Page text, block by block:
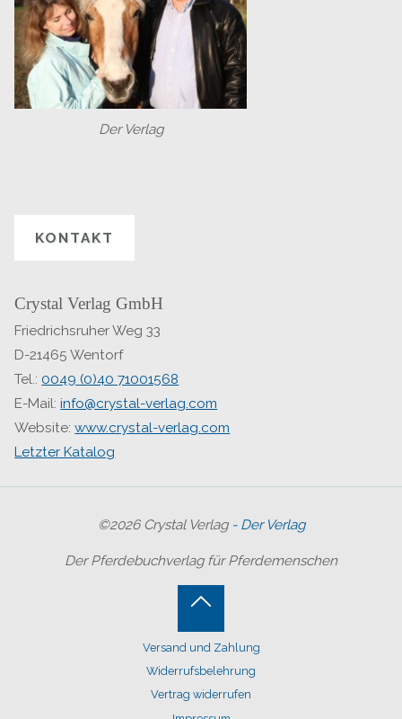
Der Verlag
KONTAKT
Crystal Verlag GmbH
Friedrichsruher Weg 33
D-21465 Wentorf
Tel.: 0049 (0)40 71001568
E-Mail:info@crystal-verlag.com
Website:www.crystal-verlag.com
Letzter Katalog
©2026 Crystal Verlag - Der Verlag
Der Pferdebuchverlag für Pferdemenschen
Versand und Zahlung
Widerrufsbelehrung
Vertrag widerrufen
Back
to
Top